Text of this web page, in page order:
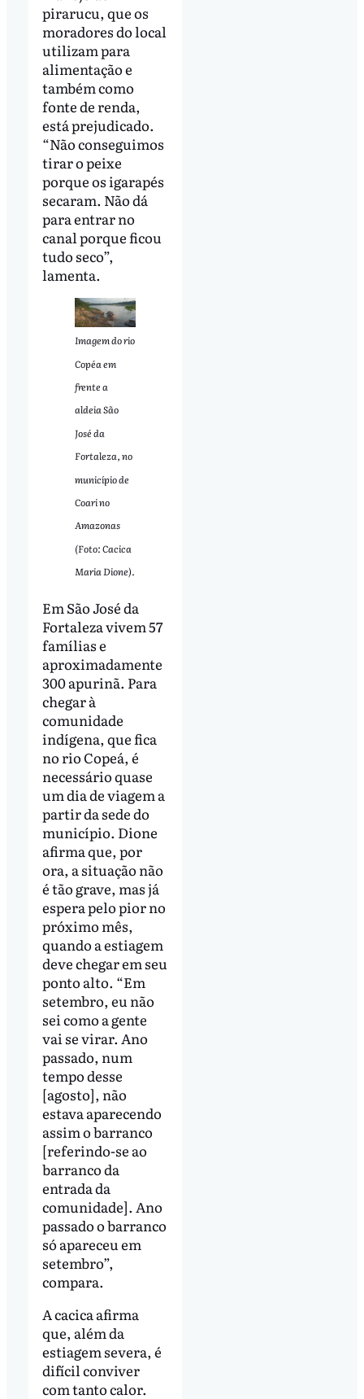
pirarucu, que os
moradores do local
utilizam para
alimentação e
também como
fonte de renda,
está prejudicado.
“Não conseguimos
tirar o peixe
porque os igarapés
secaram. Não dá
para entrar no
canal porque ficou
tudo seco”,
lamenta.
Imagem do rio
Copéa em
frente a
aldeia São
José da
Fortaleza, no
município de
Coari no
Amazonas
(Foto: Cacica
Maria Dione).
Em São José da
Fortaleza vivem 57
famílias e
aproximadamente
300 apurinã. Para
chegar à
comunidade
indígena, que fica
no rio Copeá, é
necessário quase
um dia de viagem a
partir da sede do
município. Dione
afirma que, por
ora, a situação não
é tão grave, mas já
espera pelo pior no
próximo mês,
quando a estiagem
deve chegar em seu
ponto alto. “Em
setembro, eu não
sei como a gente
vai se virar. Ano
passado, num
tempo desse
[agosto], não
estava aparecendo
assim o barranco
[referindo-se ao
barranco da
entrada da
comunidade]. Ano
passado o barranco
só apareceu em
setembro”,
compara.
A cacica afirma
que, além da
estiagem severa, é
difícil conviver
com tanto calor.